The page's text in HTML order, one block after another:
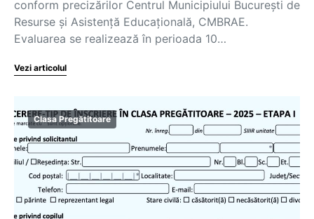
conform precizărilor Centrul Municipiului București de
Resurse și Asistență Educațională, CMBRAE.
Evaluarea se realizează în perioada 10…
Vezi articolul
Clasa Pregătitoare